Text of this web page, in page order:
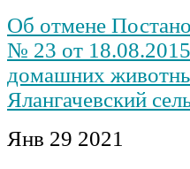
Об отмене
№ 23 от
домашних
Ялангачевский
Янв 29 2021